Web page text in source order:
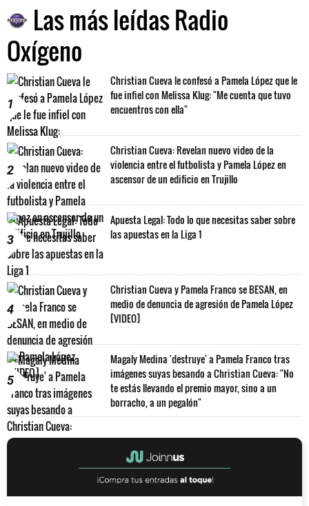
Las más leídas Radio
Oxígeno
1
Christian Cueva le confesó a Pamela López que le
fue infiel con Melissa Klug: "Me cuenta que tuvo
encuentros con ella"
2
Christian Cueva: Revelan nuevo video de la
violencia entre el futbolista y Pamela López en
ascensor de un edificio en Trujillo
3
Apuesta Legal: Todo lo que necesitas saber sobre
las apuestas en la Liga 1
4
Christian Cueva y Pamela Franco se BESAN, en
medio de denuncia de agresión de Pamela López
[VIDEO]
5
Magaly Medina 'destruye' a Pamela Franco tras
imágenes suyas besando a Christian Cueva: "No
te estás llevando el premio mayor, sino a un
borracho, a un pegalón"